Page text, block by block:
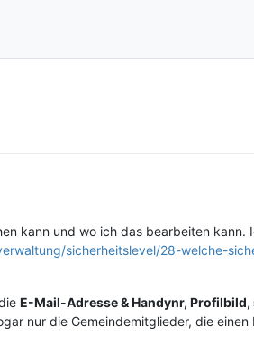
kann und wo ich das bearbeiten
sicherheitslevel/28-welche-
E-Mail-Adresse & Handynr, Profilbild,
nur die Gemeindemitglieder, die